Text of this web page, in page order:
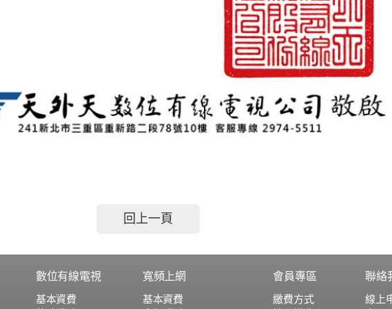
回上一頁
數位有線電視
基本資費
寬頻上網
基本資費
會員專區
繳費方式
聯絡
線上